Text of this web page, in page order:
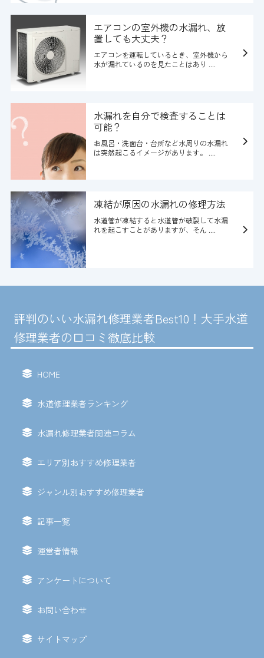
エアコンの室外機の水漏れ、放
置しても大丈夫？
エアコンを運転しているとき、室外機から
水が漏れているのを見たことはあり ....
水漏れを自分で検査することは
可能？
お風呂・洗面台・台所など水周りの水漏れ
は突然起こるイメージがあります。 ....
凍結が原因の水漏れの修理方法
水道管が凍結すると水道管が破裂して水漏
れを起こすことがありますが、そん ....
評判のいい水漏れ修理業者Best10！大手水道
修理業者の口コミ徹底比較
HOME
水道修理業者ランキング
水漏れ修理業者関連コラム
エリア別おすすめ修理業者
ジャンル別おすすめ修理業者
記事一覧
運営者情報
アンケートについて
お問い合わせ
サイトマップ